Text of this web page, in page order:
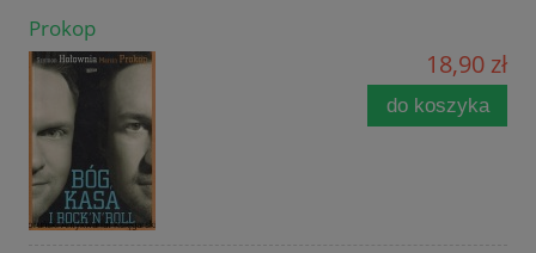
Prokop
18,90 zł
do koszyka